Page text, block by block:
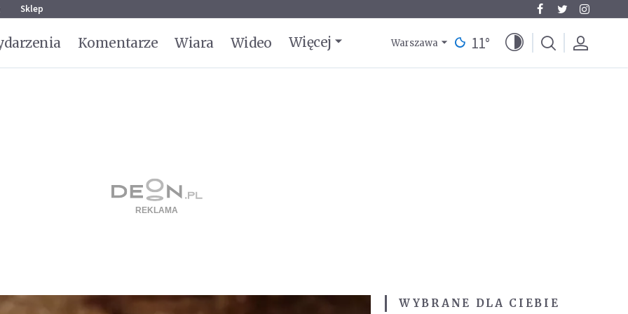
Sklep
Komentarze Wiara Wideo Więcej Warszawa 11°
WYBRANE DLA CIEBIE